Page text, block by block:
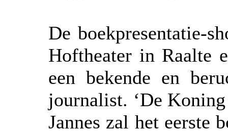
De boekpresentatie-
Hoftheater in Raalte
een bekende en
journalist. ‘De
Jannes zal het eerste